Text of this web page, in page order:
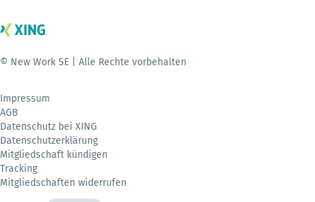
© New Work SE | Alle Rechte vorbehalten
Impressum
AGB
Datenschutz bei XING
Datenschutzerklärung
Mitgliedschaft kündigen
Tracking
Mitgliedschaften widerrufen